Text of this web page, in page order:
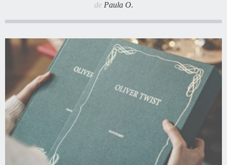
de Paula O.